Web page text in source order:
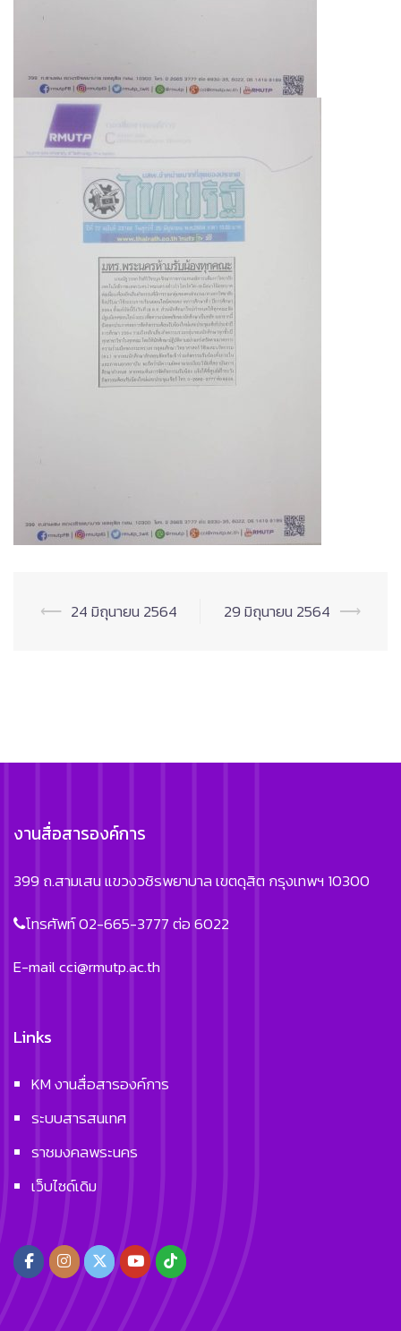
Post
⟵ 24 มิถุนายน 2564 29 มิถุนายน 2564 ⟶
งานสื่อสารองค์การ
399 ถ.สามเสน แขวงวชิรพยาบาล เขตดุสิต กรุงเทพฯ 10300
โทรศัพท์ 02-665-3777 ต่อ 6022
E-mailcci@rmutp.ac.th
Links
KM งานสื่อสารองค์การ
ระบบสารสนเทศ
ราชมงคลพระนคร
เว็บไซด์เดิม